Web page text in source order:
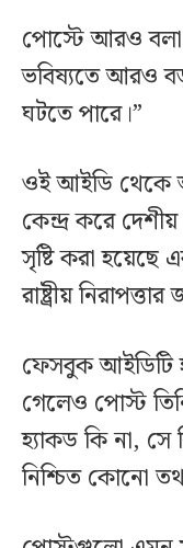
পোস্টে আরও বলা
ভবিষ্যতে আরও
ঘটতে পারে।”
ওই আইডি থেকে
কেন্দ্র করে দেশীয়
সৃষ্টি করা হয়েছে
রাষ্ট্রীয়
ফেসবুক আইডিটি
গেলেও পোস্ট
হ্যাকড কি না, সে
নিশ্চিত কোনো